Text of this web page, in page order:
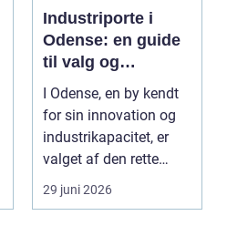
Industriporte i
Odense: en guide
til valg og
installation
I Odense, en by kendt
for sin innovation og
industrikapacitet, er
valget af den rette
industriport a...
29 juni 2026